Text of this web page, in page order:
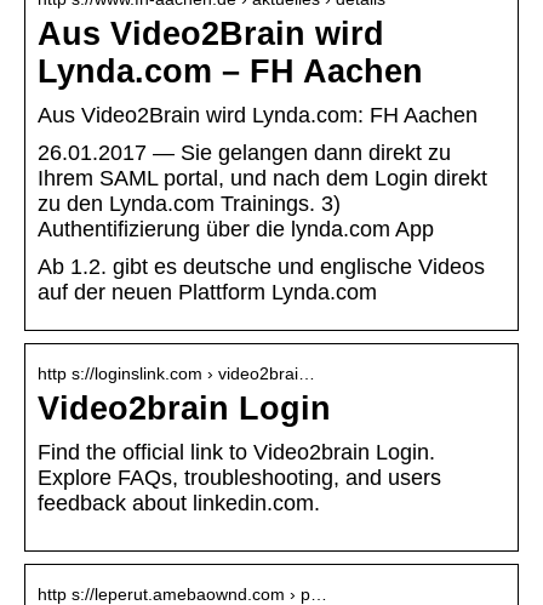
Aus Video2Brain wird
Lynda.com – FH Aachen
Aus Video2Brain wird Lynda.com: FH Aachen
26.01.2017 — Sie gelangen dann direkt zu
Ihrem SAML portal, und nach dem Login direkt
zu den Lynda.com Trainings. 3)
Authentifizierung über die lynda.com App
Ab 1.2. gibt es deutsche und englische Videos
auf der neuen Plattform Lynda.com
http s://loginslink.com › video2brai…
Video2brain Login
Find the official link to Video2brain Login.
Explore FAQs, troubleshooting, and users
feedback about linkedin.com.
http s://leperut.amebaownd.com › p…